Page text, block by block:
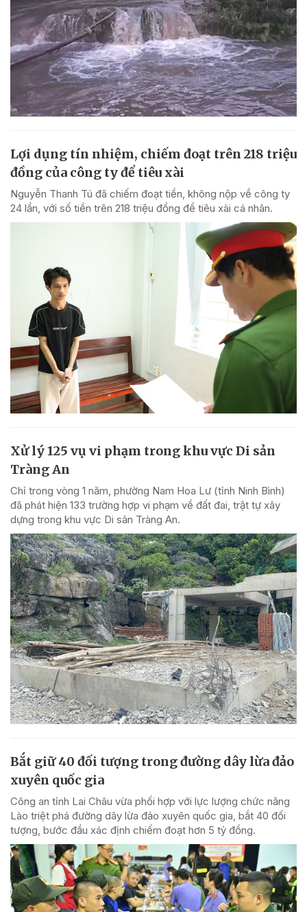
Lợi dụng tín nhiệm, chiếm đoạt trên 218 triệu
đồng của công ty để tiêu xài
Nguyễn Thanh Tú đã chiếm đoạt tiền, không nộp về công ty
24 lần, với số tiền trên 218 triệu đồng để tiêu xài cá nhân.
Xử lý 125 vụ vi phạm trong khu vực Di sản
Tràng An
Chỉ trong vòng 1 năm, phường Nam Hoa Lư (tỉnh Ninh Bình)
đã phát hiện 133 trường hợp vi phạm về đất đai, trật tự xây
dựng trong khu vực Di sản Tràng An.
Bắt giữ 40 đối tượng trong đường dây lừa đảo
xuyên quốc gia
Công an tỉnh Lai Châu vừa phối hợp với lực lượng chức năng
Lào triệt phá đường dây lừa đảo xuyên quốc gia, bắt 40 đối
tượng, bước đầu xác định chiếm đoạt hơn 5 tỷ đồng.